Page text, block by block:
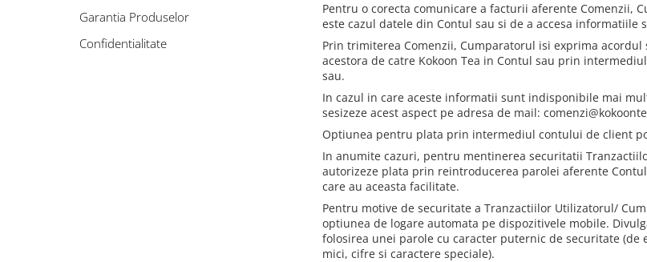
Pentru o corecta comunicare a facturii aferente Comenzii,
este cazul datele din Contul sau si de a accesa
Prin trimiterea Comenzii, Cumparatorul isi exprima
acestora de catre Kokoon Tea in Contul sau prin
sau.
In cazul in care aceste informatii sunt indisponibile mai
sesizeze acest aspect pe adresa de mail:
Optiunea pentru plata prin intermediul contului de client
In anumite cazuri, pentru mentinerea securitatii
autorizeze plata prin reintroducerea parolei aferente
care au aceasta facilitate.
Pentru motive de securitate a Tranzactiilor Utilizatorul/
optiunea de logare automata pe dispozitivele mobile.
folosirea unei parole cu caracter puternic de securitate
mici, cifre si caractere speciale).
Garantia Produselor
Confidentialitate